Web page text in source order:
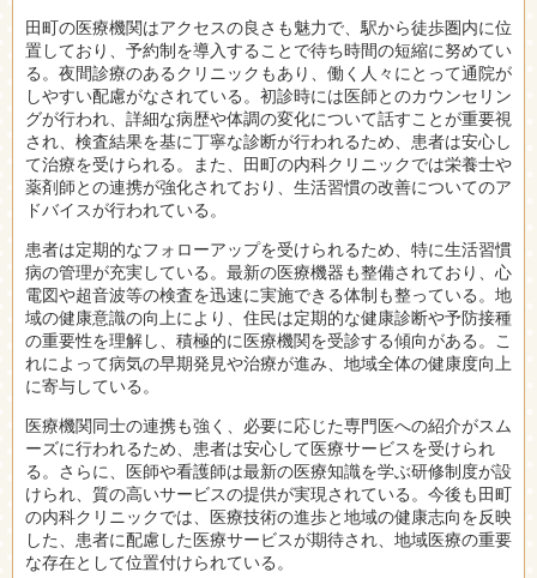
田町の医療機関はアクセスの良さも魅力で、駅から徒歩圏内に位
置しており、予約制を導入することで待ち時間の短縮に努めてい
る。夜間診療のあるクリニックもあり、働く人々にとって通院が
しやすい配慮がなされている。初診時には医師とのカウンセリン
グが行われ、詳細な病歴や体調の変化について話すことが重要視
され、検査結果を基に丁寧な診断が行われるため、患者は安心し
て治療を受けられる。また、田町の内科クリニックでは栄養士や
薬剤師との連携が強化されており、生活習慣の改善についてのア
ドバイスが行われている。
患者は定期的なフォローアップを受けられるため、特に生活習慣
病の管理が充実している。最新の医療機器も整備されており、心
電図や超音波等の検査を迅速に実施できる体制も整っている。地
域の健康意識の向上により、住民は定期的な健康診断や予防接種
の重要性を理解し、積極的に医療機関を受診する傾向がある。こ
れによって病気の早期発見や治療が進み、地域全体の健康度向上
に寄与している。
医療機関同士の連携も強く、必要に応じた専門医への紹介がスム
ーズに行われるため、患者は安心して医療サービスを受けられ
る。さらに、医師や看護師は最新の医療知識を学ぶ研修制度が設
けられ、質の高いサービスの提供が実現されている。今後も田町
の内科クリニックでは、医療技術の進歩と地域の健康志向を反映
した、患者に配慮した医療サービスが期待され、地域医療の重要
な存在として位置付けられている。